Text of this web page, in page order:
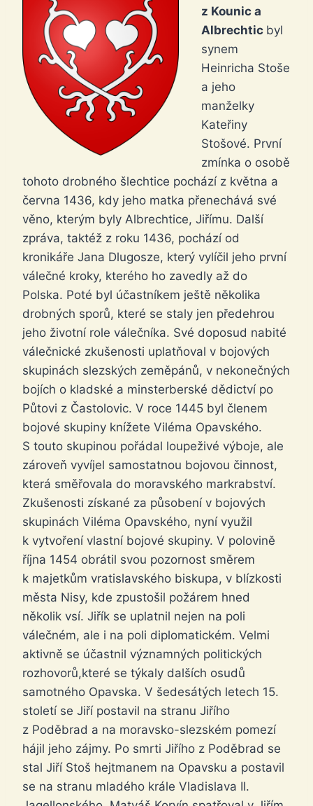
z Kounic a
Albrechtic byl
synem
Heinricha Stoše
a jeho
manželky
Kateřiny
Stošové. První
zmínka o osobě
tohoto drobného šlechtice pochází z května a
června 1436, kdy jeho matka přenechává své
věno, kterým byly Albrechtice, Jiřímu. Další
zpráva, taktéž z roku 1436, pochází od
kronikáře Jana Dlugosze, který vylíčil jeho první
válečné kroky, kterého ho zavedly až do
Polska. Poté byl účastníkem ještě několika
drobných sporů, které se staly jen předehrou
jeho životní role válečníka. Své doposud nabité
válečnické zkušenosti uplatňoval v bojových
skupinách slezských zeměpánů, v nekonečných
bojích o kladské a minsterberské dědictví po
Půtovi z Častolovic. V roce 1445 byl členem
bojové skupiny knížete Viléma Opavského.
S touto skupinou pořádal loupeživé výboje, ale
zároveň vyvíjel samostatnou bojovou činnost,
která směřovala do moravského markrabství.
Zkušenosti získané za působení v bojových
skupinách Viléma Opavského, nyní využil
k vytvoření vlastní bojové skupiny. V polovině
října 1454 obrátil svou pozornost směrem
k majetkům vratislavského biskupa, v blízkosti
města Nisy, kde zpustošil požárem hned
několik vsí. Jiřík se uplatnil nejen na poli
válečném, ale i na poli diplomatickém. Velmi
aktivně se účastnil významných politických
rozhovorů,které se týkaly dalších osudů
samotného Opavska. V šedesátých letech 15.
století se Jiří postavil na stranu Jiřího
z Poděbrad a na moravsko-slezském pomezí
hájil jeho zájmy. Po smrti Jiřího z Poděbrad se
stal Jiří Stoš hejtmanem na Opavsku a postavil
se na stranu mladého krále Vladislava II.